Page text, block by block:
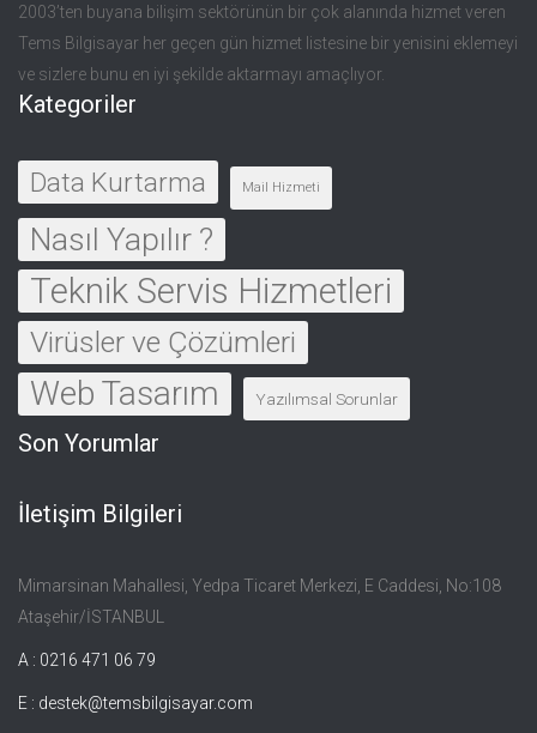
2003’ten buyana bilişim sektörünün bir çok alanında hizmet veren
Tems Bilgisayar her geçen gün hizmet listesine bir yenisini eklemeyi
ve sizlere bunu en iyi şekilde aktarmayı amaçlıyor.
Kategoriler
Data Kurtarma Mail Hizmeti
Nasıl Yapılır ?
Teknik Servis Hizmetleri
Virüsler ve Çözümleri
Web Tasarım Yazılımsal Sorunlar
Son Yorumlar
İletişim Bilgileri
Mimarsinan Mahallesi, Yedpa Ticaret Merkezi, E Caddesi, No:108
Ataşehir/İSTANBUL
A : 0216 471 06 79
E : destek@temsbilgisayar.com